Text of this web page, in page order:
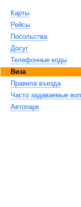
Карты
Рейсы
Посольства
Досуг
Телефонные коды
Виза
Правила въезда
Часто задаваемые
Автопарк